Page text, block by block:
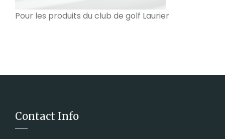
Pour les produits du club de golf Laurier
Contact Info